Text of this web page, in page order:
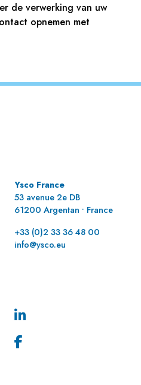
de verwerking van uw
opnemen met
Ysco France
53 avenue 2e DB
61200 Argentan • France
+33 (0)2 33 36 48 00
info@ysco.eu